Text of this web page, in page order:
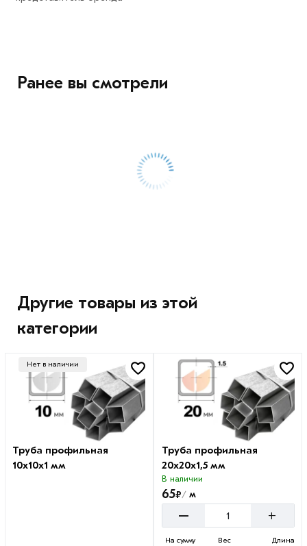
Ранее вы смотрели
Другие товары из этой
категории
Нет в наличии
Труба профильная
10х10х1 мм
Труба профильная
20х20х1,5 мм
В наличии
65₽/м
– +
На сумму Вес Длина